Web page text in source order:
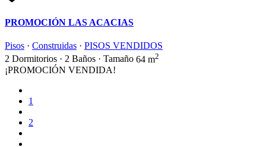
PROMOCIÓN LAS ACACIAS
Pisos · Construidas · PISOS VENDIDOS
2 Dormitorios · 2 Baños · Tamaño 64 m2
¡PROMOCIÓN VENDIDA!
1
2